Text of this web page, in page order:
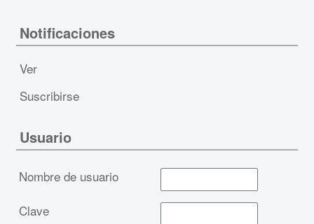
Notificaciones
Ver
Suscribirse
Usuario
Nombre de usuario
Clave